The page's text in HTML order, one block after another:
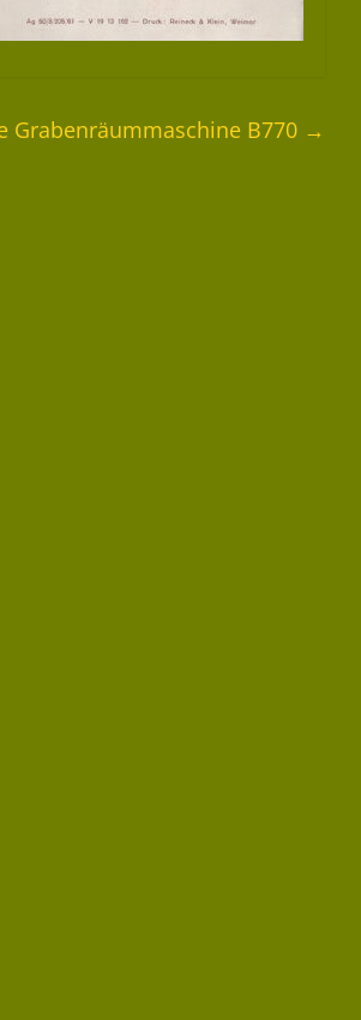
Grabenräummaschine B770 →